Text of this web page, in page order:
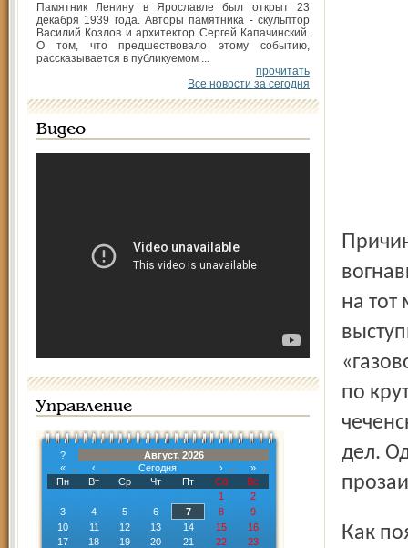
Памятник Ленину в Ярославле был открыт 23
декабря 1939 года. Авторы памятника - скульптор
Василий Козлов и архитектор Сергей Капачинский.
О том, что предшествовало этому событию,
рассказывается в публикуемом ...
прочитать
Все новости за сегодня
Видео
Управление
?
Август, 2026
«
‹ Сегодня ›
»
Пн
Вт Ср Чт Пт Сб
Вс
1
2
3
4 5 6 7 8
9
10
11 12 13 14 15
16
17
18 19 20 21 22
23
Причиной тому стал резкий запах неизвестного газа,
на тот
по
дел.
Как пояснил начальник местной охраны Владимир